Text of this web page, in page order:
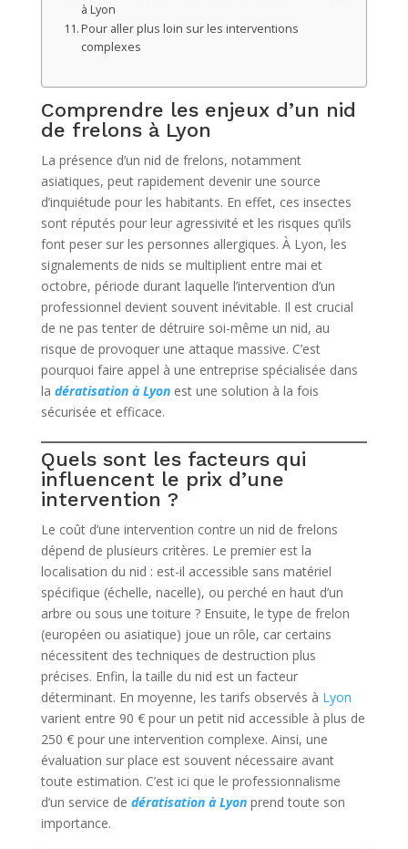
à Lyon
Pour aller plus loin sur les interventions
complexes
Comprendre les enjeux d’un nid
de frelons à Lyon
La présence d’un nid de frelons, notamment
asiatiques, peut rapidement devenir une source
d’inquiétude pour les habitants. En effet, ces insectes
sont réputés pour leur agressivité et les risques qu’ils
font peser sur les personnes allergiques. À Lyon, les
signalements de nids se multiplient entre mai et
octobre, période durant laquelle l’intervention d’un
professionnel devient souvent inévitable. Il est crucial
de ne pas tenter de détruire soi-même un nid, au
risque de provoquer une attaque massive. C’est
pourquoi faire appel à une entreprise spécialisée dans
la dératisation à Lyonest une solution à la fois
sécurisée et efficace.
Quels sont les facteurs qui
influencent le prix d’une
intervention ?
Le coût d’une intervention contre un nid de frelons
dépend de plusieurs critères. Le premier est la
localisation du nid : est-il accessible sans matériel
spécifique (échelle, nacelle), ou perché en haut d’un
arbre ou sous une toiture ? Ensuite, le type de frelon
(européen ou asiatique) joue un rôle, car certains
nécessitent des techniques de destruction plus
précises. Enfin, la taille du nid est un facteur
déterminant. En moyenne, les tarifs observés à Lyon
varient entre 90 € pour un petit nid accessible à plus de
250 € pour une intervention complexe. Ainsi, une
évaluation sur place est souvent nécessaire avant
toute estimation. C’est ici que le professionnalisme
d’un service de dératisation à Lyonprend toute son
importance.